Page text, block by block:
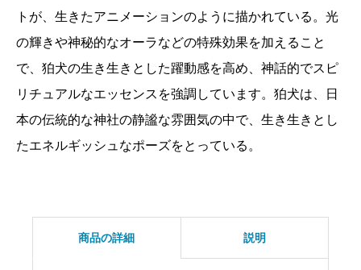
Ver2
個
トが、生きたアニメーションのように描かれている。光
の輝きや神秘的なオーラなどの特殊効果を加えること
で、狛犬の生き生きとした躍動感を高め、神話的でスピ
リチュアルなエッセンスを強調しています。狛犬は、日
本の伝統的な神社の静謐な雰囲気の中で、生き生きとし
たエネルギッシュなポーズをとっている。
商品の詳細 説明